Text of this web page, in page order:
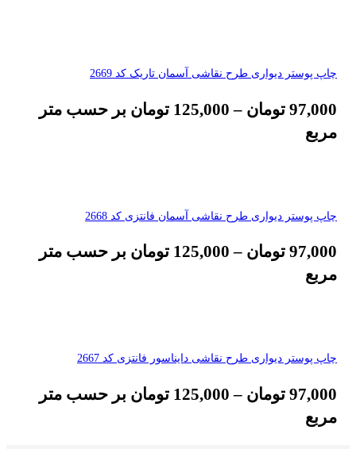
چاپ پوستر دیواری طرح نقاشی آسمان تاریک کد 2669
97,000 تومان –
125,000 تومان بر حسب متر
مربع
چاپ پوستر دیواری طرح نقاشی آسمان فانتزی کد 2668
97,000 تومان –
125,000 تومان بر حسب متر
مربع
چاپ پوستر دیواری طرح نقاشی دایناسور فانتزی کد 2667
97,000 تومان –
125,000 تومان بر حسب متر
مربع